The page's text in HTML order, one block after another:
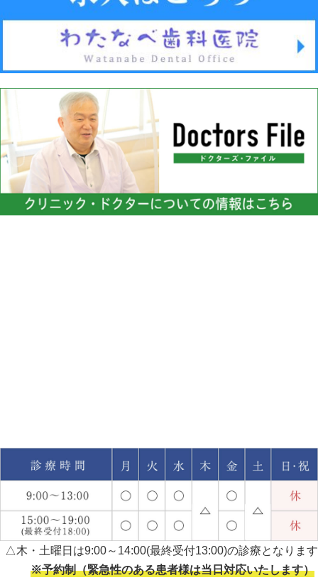
△木・土曜日は9:00～14:00(最終受付13:00)の診療となります
※予約制（緊急性のある患者様は当日対応いたします）